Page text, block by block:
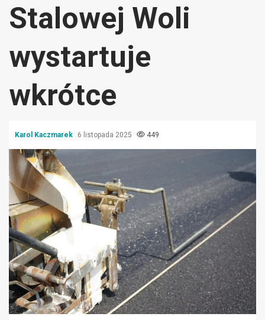
Stalowej Woli
wystartuje
wkrótce
Karol Kaczmarek 6 listopada 2025 449